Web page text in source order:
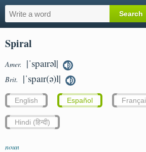
Spiral
Amer. |ˈspaɪrəl|
Brit. |ˈspaɪr(ə)l|
English Español
Hindi (हिन्दी)
noun